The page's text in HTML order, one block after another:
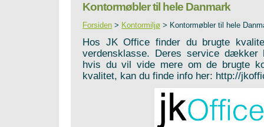
Kontormøbler til hele Danmark
Forsiden > Kontormiljø > Kontormøbler til hele
Hos JK Office finder du brugte
verdensklasse. Deres service dækker
hvis du vil vide mere om de brugte
kvalitet, kan du finde info her: http://